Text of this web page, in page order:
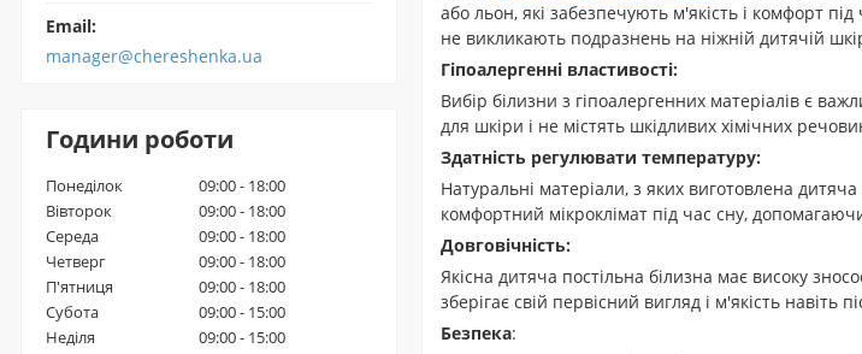
або льон, які забезпечують м'якість і комфорт
не викликають подразнень на ніжній дитячій
Гіпоалергенні властивості:
Вибір білизни з гіпоалергенних матеріалів є
для шкіри і не містять шкідливих хімічних
Здатність регулювати температуру:
Натуральні матеріали, з яких виготовлена
комфортний мікроклімат під час сну,
Довговічність:
Якісна дитяча постільна білизна має високу
зберігає свій первісний вигляд і м'якість
Безпека:
Email:
manager@chereshenka.ua
Години роботи
Понеділок
09:00 - 18:00
Вівторок
09:00 - 18:00
Середа
09:00 - 18:00
Четверг
09:00 - 18:00
П'ятниця
09:00 - 18:00
Субота
09:00 - 15:00
Неділя
09:00 - 15:00